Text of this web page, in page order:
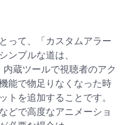
って、「カスタムアラー
ンプルな道は、
蔵ツールで視聴者のアク
能で物足りなくなった時
トを追加することです。
どで高度なアニメーショ